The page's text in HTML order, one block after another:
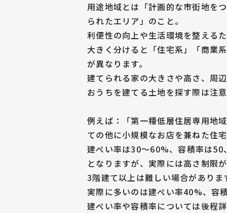
用途地域とは「計画的な市街地を
られたエリア」のこと。
利便性の向上や生活環境を整える
大きく分けると「住宅系」「商業
が異なります。
建てられる家の大きさや高さ、周
おうちを建てる土地を探す際は注
例えば：「第一種低層住居専用地
ての他に小規模なお店を兼ねた住
建ぺい率は30～60%、容積率は
となりますが、実際には高さ制限
3階建て以上は難しい場合がありま
実際に多いのは建ぺい率40%、容
建ぺい率や容積率については後程